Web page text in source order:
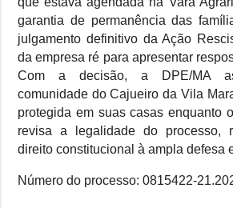
garantia de permanência das
julgamento definitivo da Ação
da empresa ré para apresentar
Com a decisão, a DPE/MA
comunidade do Cajueiro da Vila
protegida em suas casas enquanto
revisa a legalidade do processo,
direito constitucional à ampla defesa
Número do processo: 0815422-